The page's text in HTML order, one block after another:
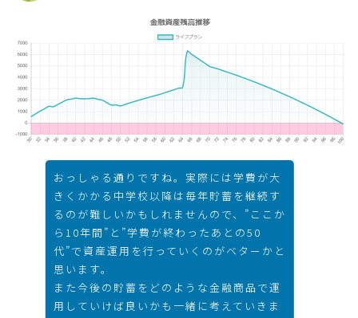
おっしゃる通りですね。実際には学費が大
きくかかる中学校以降は毎年貯蓄を継続す
るのが難しいかもしれませんので、”ここか
ら10年間”と”学費が終わったあとの50
代”で資産運用を行っていくのがベターかと
思います。
また今後の貯蓄をどのような金融商品で運
用していけば良いかも一緒に考えていきま